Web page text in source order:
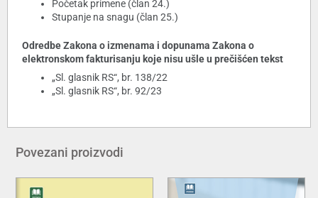
Početak primene (član 24.)
Stupanje na snagu (član 25.)
Odredbe Zakona o izmenama i dopunama Zakona o
elektronskom fakturisanju koje nisu ušle u prečišćen tekst
„Sl. glasnik RS“, br. 138/22
„Sl. glasnik RS“, br. 92/23
Povezani proizvodi